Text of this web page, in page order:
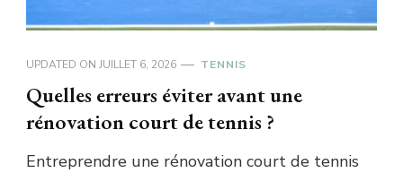
UPDATED ON JUILLET 6, 2026 TENNIS
Quelles erreurs éviter avant une
rénovation court de tennis ?
Entreprendre une rénovation court de tennis